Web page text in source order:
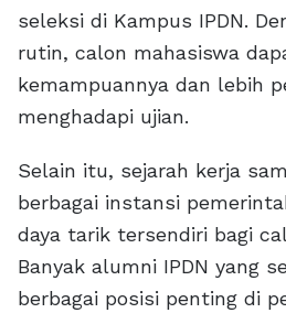
seleksi di Kampus IPDN.
rutin, calon mahasiswa
kemampuannya dan lebih
menghadapi ujian.
Selain itu, sejarah kerja
berbagai instansi
daya tarik tersendiri bagi
Banyak alumni IPDN yang
berbagai posisi penting di